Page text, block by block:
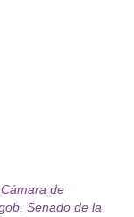
Cámara de
, Senado de la